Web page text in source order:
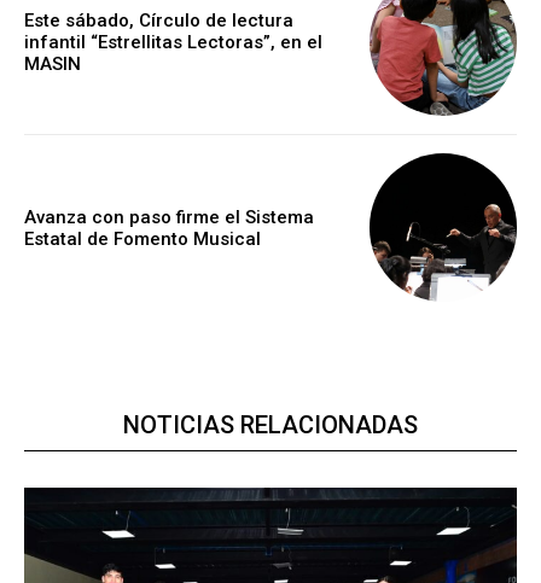
Este sábado, Círculo de lectura
infantil “Estrellitas Lectoras”, en el
MASIN
Avanza con paso firme el Sistema
Estatal de Fomento Musical
NOTICIAS RELACIONADAS